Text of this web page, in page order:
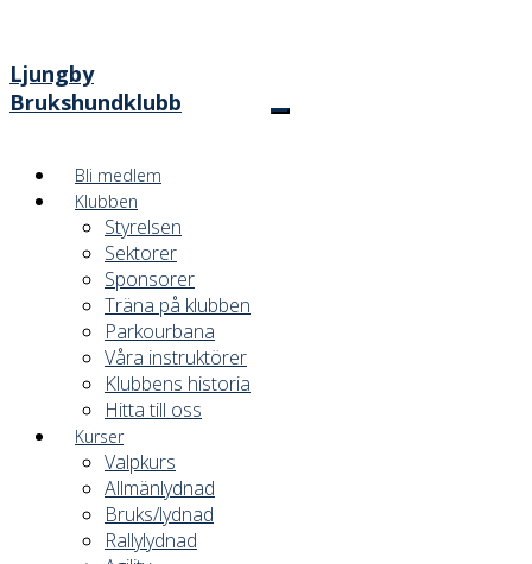
Ljungby
Brukshundklubb
Bli medlem
Klubben
Styrelsen
Sektorer
Sponsorer
Träna på klubben
Parkourbana
Våra instruktörer
Klubbens historia
Hitta till oss
Kurser
Valpkurs
Allmänlydnad
Bruks/lydnad
Rallylydnad